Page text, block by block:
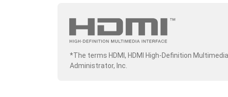
*The terms HDMI, HDMI High-Definition
Administrator, Inc.